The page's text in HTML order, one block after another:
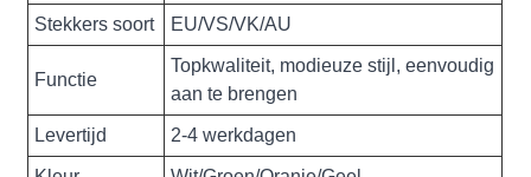
Stekkers soort EU/VS/VK/AU
Functie
Topkwaliteit, modieuze stijl, eenvoudig
aan te brengen
Levertijd 2-4 werkdagen